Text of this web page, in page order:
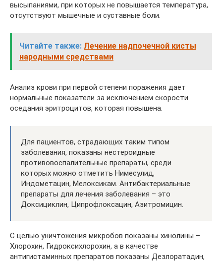
высыпаниями, при которых не повышается температура,
отсутствуют мышечные и суставные боли.
Читайте также: Лечение надпочечной кисты
народными средствами
Анализ крови при первой степени поражения дает
нормальные показатели за исключением скорости
оседания эритроцитов, которая повышена.
Для пациентов, страдающих таким типом
заболевания, показаны нестероидные
противовоспалительные препараты, среди
которых можно отметить Нимесулид,
Индометацин, Мелоксикам. Антибактериальные
препараты для лечения заболевания – это
Доксициклин, Ципрофлоксацин, Азитромицин.
С целью уничтожения микробов показаны хинолины –
Хлорохин, Гидроксихлорохин, а в качестве
антигистаминных препаратов показаны Дезлоратадин,